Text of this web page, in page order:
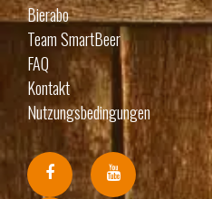
Bierabo
Team SmartBeer
FAQ
Kontakt
Nutzungsbedingungen